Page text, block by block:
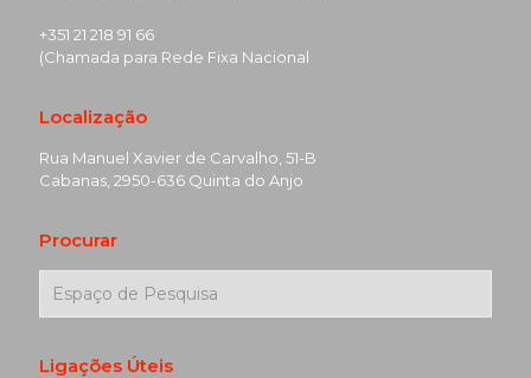
+351 21 218 91 66
(Chamada para Rede Fixa Nacional
Localização
Rua Manuel Xavier de Carvalho, 51-B
Cabanas, 2950-636 Quinta do Anjo
Procurar
Ligações Úteis